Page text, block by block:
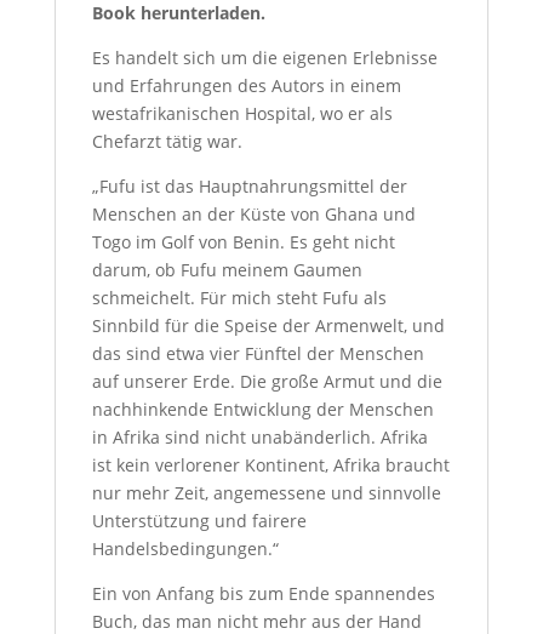
Book herunterladen.
Es handelt sich um die eigenen Erlebnisse
und Erfahrungen des Autors in einem
westafrikanischen Hospital, wo er als
Chefarzt tätig war.
„Fufu ist das Hauptnahrungsmittel der
Menschen an der Küste von Ghana und
Togo im Golf von Benin. Es geht nicht
darum, ob Fufu meinem Gaumen
schmeichelt. Für mich steht Fufu als
Sinnbild für die Speise der Armenwelt, und
das sind etwa vier Fünftel der Menschen
auf unserer Erde. Die große Armut und die
nachhinkende Entwicklung der Menschen
in Afrika sind nicht unabänderlich. Afrika
ist kein verlorener Kontinent, Afrika braucht
nur mehr Zeit, angemessene und sinnvolle
Unterstützung und fairere
Handelsbedingungen.“
Ein von Anfang bis zum Ende spannendes
Buch, das man nicht mehr aus der Hand